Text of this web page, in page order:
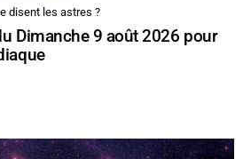
disent les astres ?
Dimanche 9 août 2026 pour